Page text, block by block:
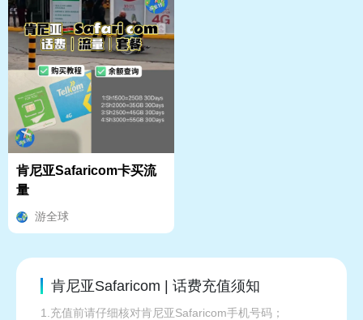
肯尼亚Safaricom卡买流
量
游全球
肯尼亚Safaricom | 话费充值须知
1.充值前请仔细核对肯尼亚Safaricom手机号码；